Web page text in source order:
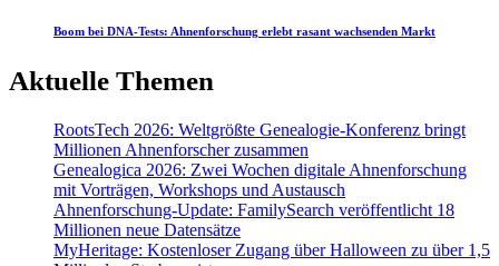
Boom bei DNA-Tests: Ahnenforschung erlebt rasant wachsenden Markt
Aktuelle Themen
RootsTech 2026: Weltgrößte Genealogie-Konferenz bringt
Millionen Ahnenforscher zusammen
Genealogica 2026: Zwei Wochen digitale Ahnenforschung
mit Vorträgen, Workshops und Austausch
Ahnenforschung-Update: FamilySearch veröffentlicht 18
Millionen neue Datensätze
MyHeritage: Kostenloser Zugang über Halloween zu über 1,5